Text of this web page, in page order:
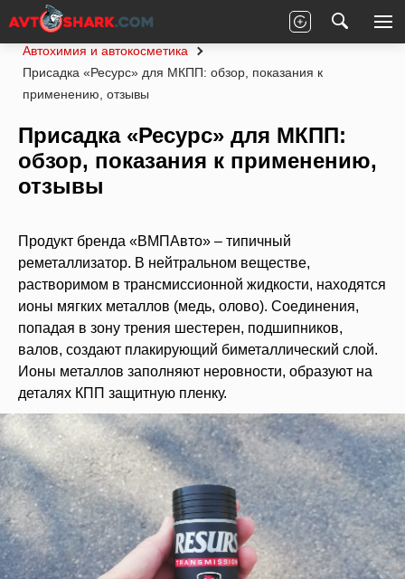
Главная Статьи
Автохимия и автокосметика
Присадка «Ресурс» для МКПП: обзор, показания к
применению, отзывы
Присадка «Ресурс» для МКПП:
обзор, показания к применению,
отзывы
Продукт бренда «ВМПАвто» – типичный
реметаллизатор. В нейтральном веществе,
растворимом в трансмиссионной жидкости, находятся
ионы мягких металлов (медь, олово). Соединения,
попадая в зону трения шестерен, подшипников,
валов, создают плакирующий биметаллический слой.
Ионы металлов заполняют неровности, образуют на
деталях КПП защитную пленку.